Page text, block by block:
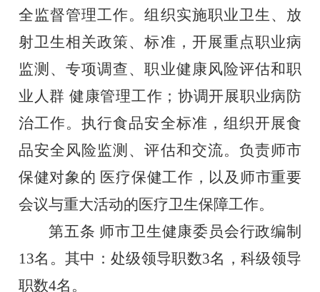
全监督管理工作。组织实施职业卫生、放
射卫生相关政策、标准，开展重点职业病
监测、专项调查、职业健康风险评估和职
业人群 健康管理工作；协调开展职业病防
治工作。执行食品安全标准，组织开展食
品安全风险监测、评估和交流。负责师市
保健对象的 医疗保健工作，以及师市重要
会议与重大活动的医疗卫生保障工作。
第五条 师市卫生健康委员会行政编制
13名。其中：处级领导职数3名，科级领导
职数4名。